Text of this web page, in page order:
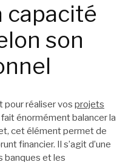
capacité
son
pour réaliser vos projets
énormément balancer la
cet élément permet de
financier. Il s’agit d’une
banques et les